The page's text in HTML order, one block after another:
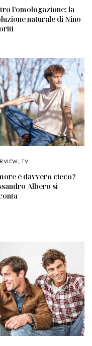
l’omologazione: la
naturale di Nino
,TV
è davvero cieco?
Albero si